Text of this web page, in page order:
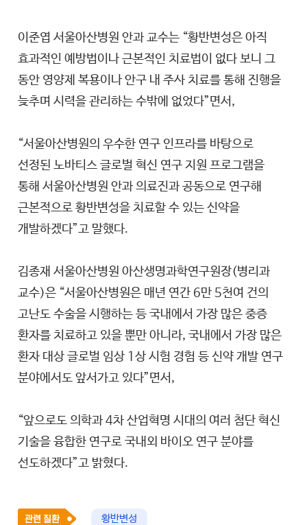
이준엽 서울아산병원 안과 교수는 “황반변성은 아직
효과적인 예방법이나 근본적인 치료법이 없다 보니 그
동안 영양제 복용이나 안구 내 주사 치료를 통해 진행을
늦추며 시력을 관리하는 수밖에 없었다”면서,
“서울아산병원의 우수한 연구 인프라를 바탕으로
선정된 노바티스 글로벌 혁신 연구 지원 프로그램을
통해 서울아산병원 안과 의료진과 공동으로 연구해
근본적으로 황반변성을 치료할 수 있는 신약을
개발하겠다”고 말했다.
김종재 서울아산병원 아산생명과학연구원장(병리과
교수)은 “서울아산병원은 매년 연간 6만 5천여 건의
고난도 수술을 시행하는 등 국내에서 가장 많은 중증
환자를 치료하고 있을 뿐만 아니라, 국내에서 가장 많은
환자 대상 글로벌 임상 1상 시험 경험 등 신약 개발 연구
분야에서도 앞서가고 있다”면서,
“앞으로도 의학과 4차 산업혁명 시대의 여러 첨단 혁신
기술을 융합한 연구로 국내외 바이오 연구 분야를
선도하겠다”고 밝혔다.
황반변성